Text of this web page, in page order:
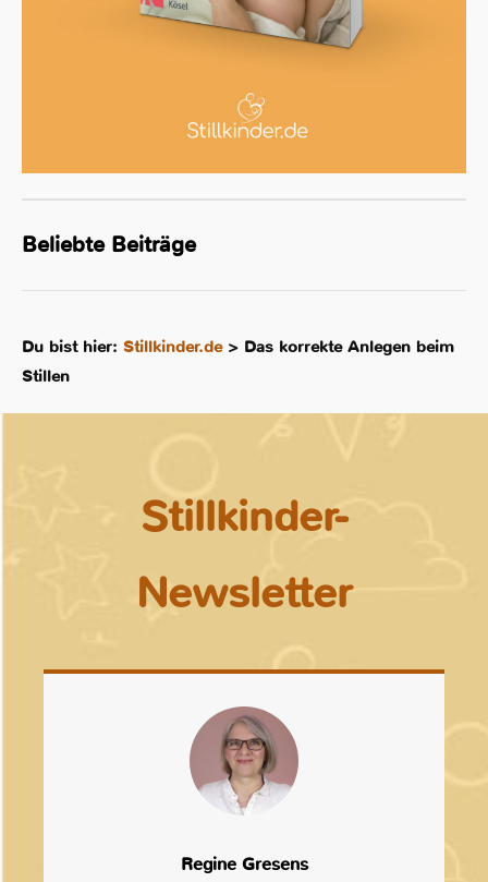
Beliebte Beiträge
Du bist hier: Stillkinder.de> Das korrekte Anlegen beim
Stillen
Stillkinder-
Newsletter
Regine Gresens